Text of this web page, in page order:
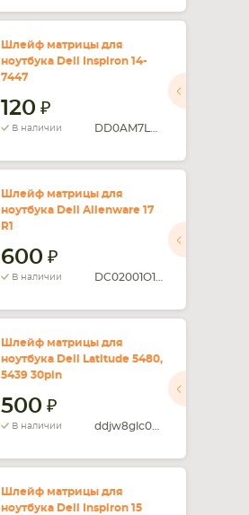
Шлейф матрицы для
ноутбука Dell Inspiron 14-
7447
120
В наличии
Шлейф матрицы для
ноутбука Dell Alienware 17
R1
600
В наличии
Шлейф матрицы для
ноутбука Dell Latitude 5480,
5439 30pin
500
В наличии
Шлейф матрицы для
ноутбука Dell Inspiron 15